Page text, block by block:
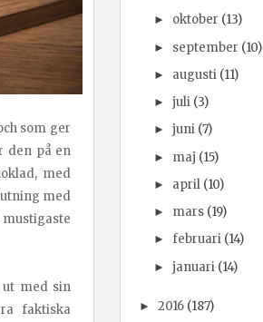
som ger
den på en
med
med
ut med sin
faktiska
► oktober (13)
► september (10)
► augusti (11)
► juli (3)
► juni (7)
► maj (15)
► april (10)
► mars (19)
► februari (14)
► januari (14)
►2016 (187)